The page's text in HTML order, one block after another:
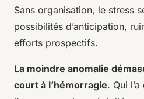
Sans organisation, le stress
possibilités d’anticipation,
efforts prospectifs.
La moindre anomalie
court à l’hémorragie. Qui